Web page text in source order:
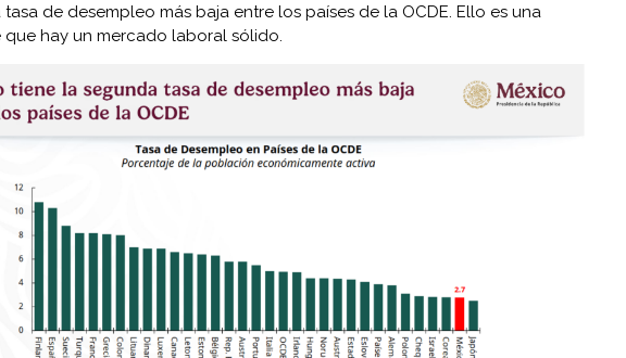
de desempleo más baja entre los países de la OCDE. Ello es una
que hay un mercado laboral sólido.